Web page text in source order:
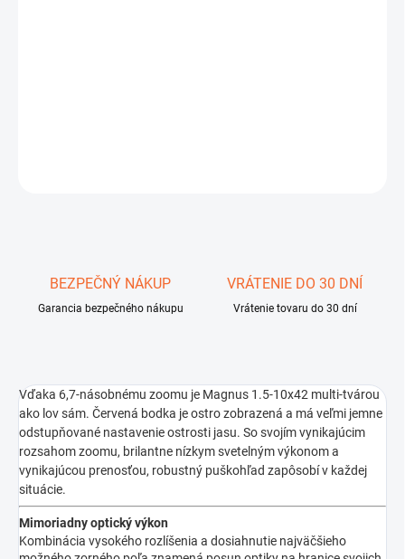
BEZPEČNÝ NÁKUP
Garancia bezpečného nákupu
VRÁTENIE DO 30 DNÍ
Vrátenie tovaru do 30 dní
Vďaka 6,7-násobnému zoomu je Magnus 1.5-10x42 multi-tvárou
ako lov sám. Červená bodka je ostro zobrazená a má veľmi jemne
odstupňované nastavenie ostrosti jasu. So svojím vynikajúcim
rozsahom zoomu, brilantne nízkym svetelným výkonom a
vynikajúcou prenosťou, robustný puškohľad zapôsobí v každej
situácie.
Mimoriadny optický výkon
Kombinácia vysokého rozlíšenia a dosiahnutie najväčšieho